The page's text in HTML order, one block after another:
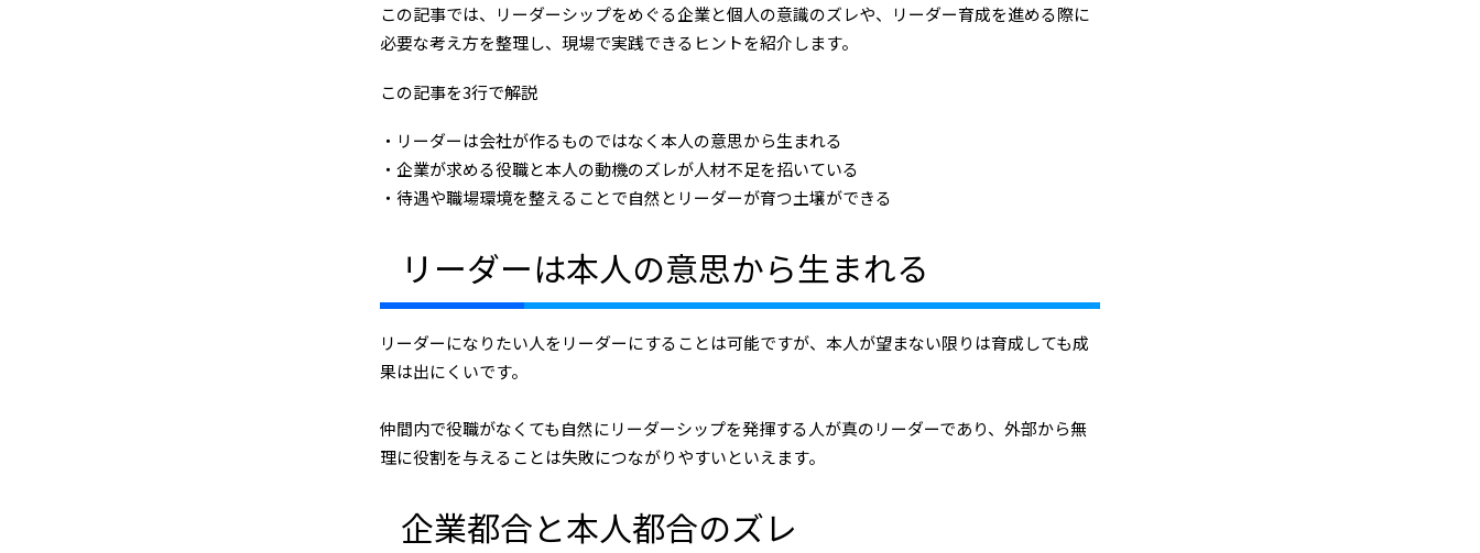
この記事では、リーダーシップをめぐる企業と個人の意識のズレや、リーダー育成を進める際に
必要な考え方を整理し、現場で実践できるヒントを紹介します。
この記事を3行で解説
・リーダーは会社が作るものではなく本人の意思から生まれる
・企業が求める役職と本人の動機のズレが人材不足を招いている
・待遇や職場環境を整えることで自然とリーダーが育つ土壌ができる
リーダーは本人の意思から生まれる
リーダーになりたい人をリーダーにすることは可能ですが、本人が望まない限りは育成しても成
果は出にくいです。
仲間内で役職がなくても自然にリーダーシップを発揮する人が真のリーダーであり、外部から無
理に役割を与えることは失敗につながりやすいといえます。
企業都合と本人都合のズレ